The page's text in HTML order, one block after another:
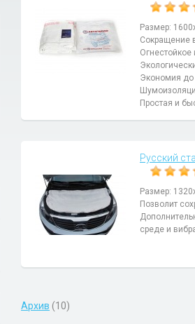
Размер:
Сокращение
Огнестойкое
Экономия до
Простая и
Русский
Размер:
Позволит
среде и
Архив (10)